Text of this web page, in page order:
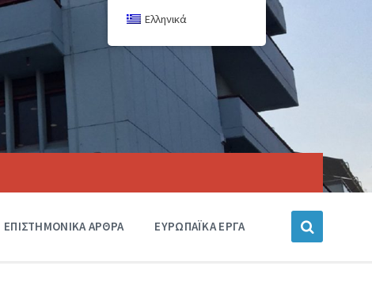
ΕΠΙΣΤΗΜΟΝΙΚΑ ΑΡΘΡΑ ΕΥΡΩΠΑΪΚΑ ΕΡΓΑ
Ελληνικά